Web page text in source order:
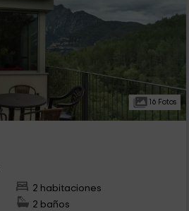
16 Fotos
2 habitaciones
2 baños